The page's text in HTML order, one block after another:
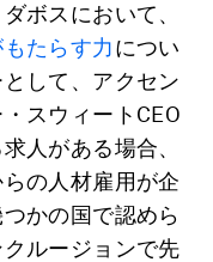
ボスにおいて、
たらす力につい
して、アクセン
スウィートCEO
人がある場合、
の人材雇用が企
かの国で認めら
ルージョンで先